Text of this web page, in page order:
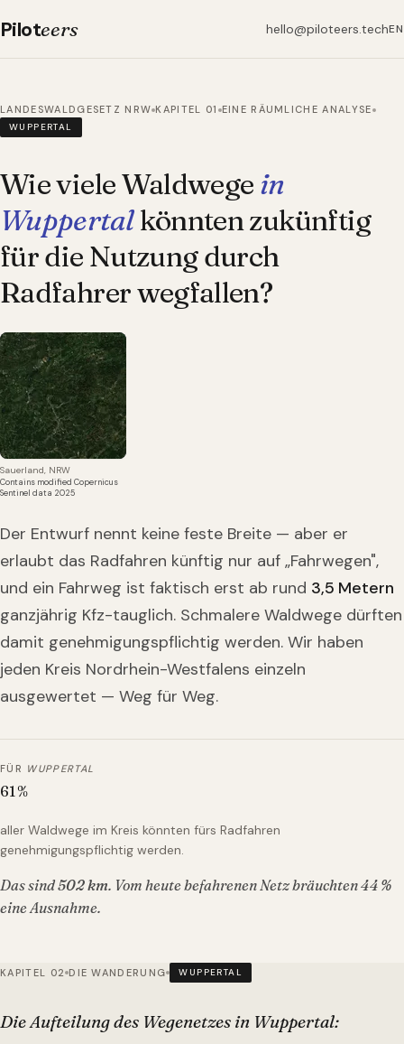
Piloteers hello@piloteers.techEN
LANDESWALDGESETZ NRW KAPITEL 01 EINE RÄUMLICHE ANALYSE
WUPPERTAL
Wie viele Waldwege in
Wuppertalkönnten zukünftig
für die Nutzung durch
Radfahrer wegfallen?
Sauerland, NRW
Contains modified Copernicus
Sentinel data 2025
Der Entwurf nennt keine feste Breite — aber er
erlaubt das Radfahren künftig nur auf „Fahrwegen",
und ein Fahrweg ist faktisch erst ab rund 3,5 Metern
ganzjährig Kfz-tauglich. Schmalere Waldwege dürften
damit genehmigungspflichtig werden. Wir haben
jeden Kreis Nordrhein-Westfalens einzeln
ausgewertet — Weg für Weg.
FÜR WUPPERTAL
61%
aller Waldwege im Kreis könnten fürs Radfahren
genehmigungspflichtig werden.
Das sind502km. Vom heute befahrenen Netz bräuchten44 %
eine Ausnahme.
KAPITEL 02 DIE WANDERUNG WUPPERTAL
Die Aufteilung des Wegenetzes in Wuppertal: